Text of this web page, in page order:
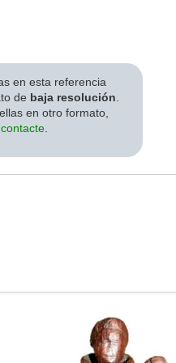
en esta referencia
de baja resolución
en otro formato,
contacte.